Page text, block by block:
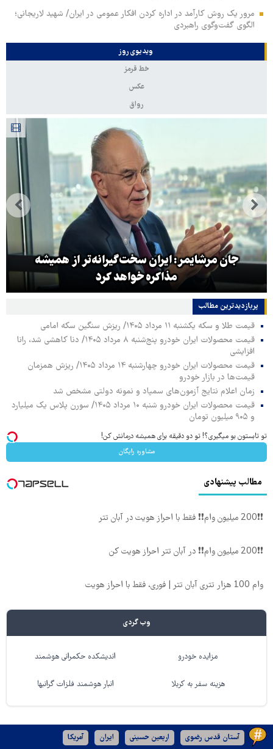
مرور یک روش کارآمد در اداره کردن افکار عمومی در ایران/ شهید لاریجانی؛
الگوی گفت‌وگوی راهبردی
ویدیوی روز
خط قرمز
عکس
رواق
جان مرشایمر: ایران سخت‌گیرانه‌تر از همیشه
مذاکره خواهد کرد
پربازدیدترین‌ مطالب
قیمت طلا و سکه یکشنبه ۱۱ مرداد ۱۴۰۵/ ریزش سنگین سکه امامی
قیمت محصولات ایران خودرو پنج‌شنبه ۸ مرداد ۱۴۰۵/ دنا کاهشی شد، رانا
افزایشی
قیمت محصولات ایران خودرو چهارشنبه ۱۴ مرداد ۱۴۰۵/ ریزش همزمان
قیمت‌ها در بازار خودرو
زمان اعلام نتایج آزمون‌های سمپاد و نمونه دولتی مشخص شد
قیمت محصولات ایران خودرو شنبه ۱۰ مرداد ۱۴۰۵/ سورن پلاس یک میلیارد
و ۹۰۵ میلیون تومان
تو تابستون بو میگیری؟! تو دو دقیقه برای همیشه درمانش کن!
مشاوره رایگان
مطالب پیشنهادی
❗❗200 میلیون وام❗❗ فقط با احراز هویت در آبان تتر
❗❗200 میلیون وام❗❗ در آبان تتر احراز هویت کن
وام 100 هزار تتری آبان تتر | فوری، فقط با احراز هویت
وب گردی
مزایده خودرو اندیشکده حکمرانی هوشمند
هزینه سفر به کربلا انبار هوشمند فلزات گرانبها
آستان قدس رضوی اربعین حسینی ایران آمریکا